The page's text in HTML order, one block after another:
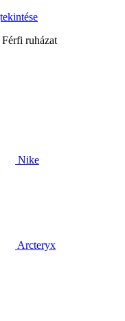
Férfi ruházat
Nike
Arcteryx